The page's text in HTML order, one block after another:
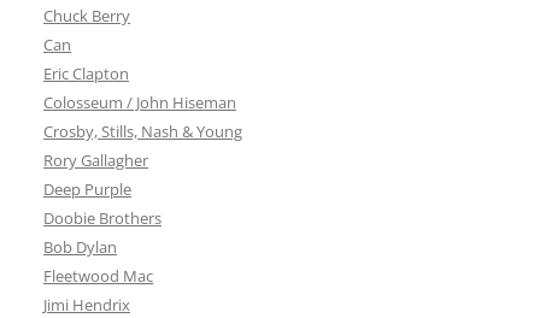
Chuck Berry
Can
Eric Clapton
Colosseum / John Hiseman
Crosby, Stills, Nash & Young
Rory Gallagher
Deep Purple
Doobie Brothers
Bob Dylan
Fleetwood Mac
Jimi Hendrix